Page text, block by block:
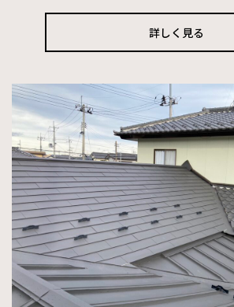
詳しく見る